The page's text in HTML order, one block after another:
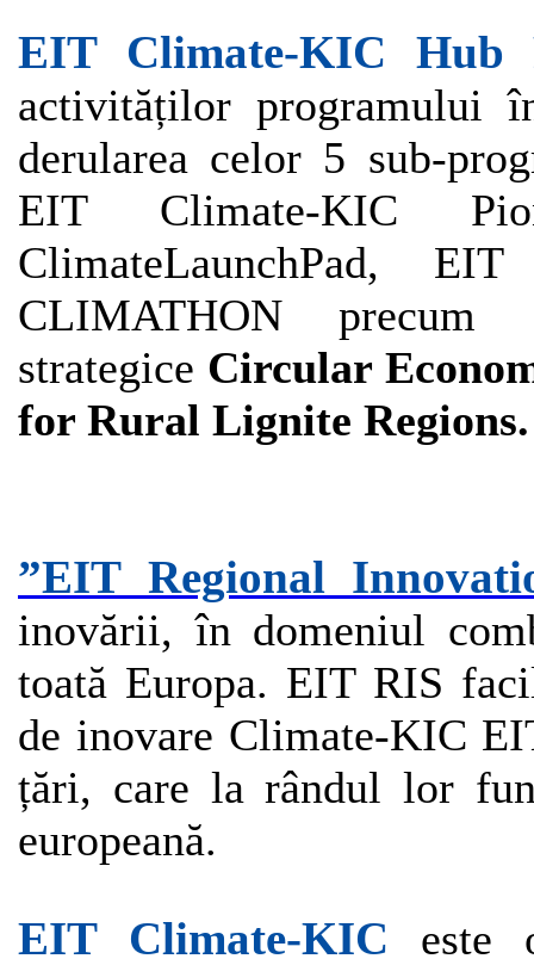
EIT Climate-KIC Hub
activităților programului
derularea celor 5 sub-
EIT Climate-KIC
ClimateLaunchPad,
CLIMATHON precum
strategice Circular
for Rural Lignite Regions.
”EIT Regional
inovării, în domeniul
toată Europa. EIT RIS
de inovare Climate-KIC
țări, care la rândul lor
europeană.
EIT Climate-KIC
este